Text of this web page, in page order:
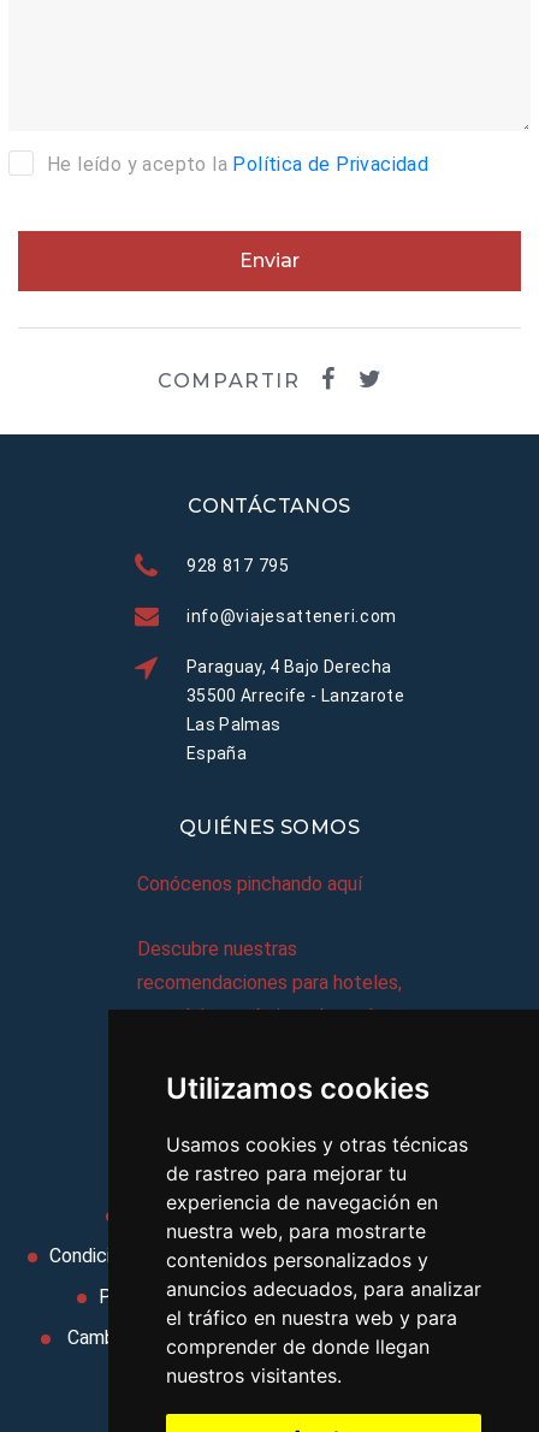
Utilizamos cookies
Usamos cookies y otras técnicas
de rastreo para mejorar tu
experiencia de navegación en
nuestra web, para mostrarte
contenidos personalizados y
anuncios adecuados, para analizar
el tráfico en nuestra web y para
comprender de donde llegan
nuestros visitantes.
He leído y acepto la Política de Privacidad
Enviar
COMPARTIR
CONTÁCTANOS
928 817 795
info@viajesatteneri.com
Paraguay, 4 Bajo Derecha
35500 Arrecife - Lanzarote
Las Palmas
España
QUIÉNES SOMOS
Conócenos pinchando aquí
Descubre nuestras
recomendaciones para hoteles,
complejos turísticos, hostales,
viajes, y mucho más!
MI AGENCIA
Aviso legal
Condiciones de uso
Condiciones Generales
Ley de Viajes Combinados
Política de privacidad
Uso de cookies
Cambiar preferencias de cookies
Area privada
Contacto